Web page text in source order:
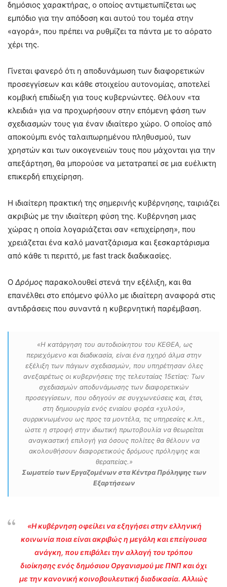
δημόσιος χαρακτήρας, ο οποίος αντιμετωπίζεται ως
εμπόδιο για την απόδοση και αυτού του τομέα στην
«αγορά», που πρέπει να ρυθμίζει τα πάντα με το αόρατο
χέρι της.
Γίνεται φανερό ότι η αποδυνάμωση των διαφορετικών
προσεγγίσεων και κάθε στοιχείου αυτονομίας, αποτελεί
κομβική επιδίωξη για τους κυβερνώντες. Θέλουν «τα
κλειδιά» για να προχωρήσουν στην επόμενη φάση των
σχεδιασμών τους για έναν ιδιαίτερο χώρο. Ο οποίος από
αποκούμπι ενός ταλαιπωρημένου πληθυσμού, των
χρηστών και των οικογενειών τους που μάχονται για την
απεξάρτηση, θα μπορούσε να μετατραπεί σε μια ευέλικτη
επικερδή επιχείρηση.
Η ιδιαίτερη πρακτική της σημερινής κυβέρνησης, ταιριάζει
ακριβώς με την ιδιαίτερη φύση της. Κυβέρνηση μιας
χώρας η οποία λογαριάζεται σαν «επιχείρηση», που
χρειάζεται ένα καλό μανατζάρισμα και ξεσκαρτάρισμα
από κάθε τι περιττό, με fast track διαδικασίες.
Ο Δρόμος παρακολουθεί στενά την εξέλιξη, και θα
επανέλθει στο επόμενο φύλλο με ιδιαίτερη αναφορά στις
αντιδράσεις που συναντά η κυβερνητική παρέμβαση.
«Η κατάργηση του αυτοδιοίκητου του ΚΕΘΕΑ, ως
περιεχόμενο και διαδικασία, είναι ένα ηχηρό άλμα στην
εξέλιξη των πάγιων σχεδιασμών, που υπηρέτησαν όλες
ανεξαιρέτως οι κυβερνήσεις της τελευταίας 15ετίας: Των
σχεδιασμών αποδυνάμωσης των διαφορετικών
προσεγγίσεων, που οδηγούν σε συγχωνεύσεις και, έτσι,
στη δημιουργία ενός ενιαίου φορέα «χυλού»,
συρρικνωμένου ως προς τα μοντέλα, τις υπηρεσίες κ.λπ.,
ώστε η στροφή στην ιδιωτική πρωτοβουλία να θεωρείται
αναγκαστική επιλογή για όσους πολίτες θα θέλουν να
ακολουθήσουν διαφορετικούς δρόμους πρόληψης και
θεραπείας.»
Σωματείο των Εργαζομένων στα Κέντρα Πρόληψης των
Εξαρτήσεων
«Η κυβέρνηση οφείλει να εξηγήσει στην ελληνική
κοινωνία ποια είναι ακριβώς η μεγάλη και επείγουσα
ανάγκη, που επιβάλει την αλλαγή του τρόπου
διοίκησης ενός δημόσιου Οργανισμού με ΠΝΠ και όχι
με την κανονική κοινοβουλευτική διαδικασία. Αλλιώς